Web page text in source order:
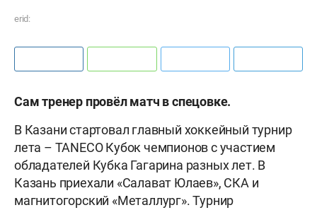
erid:
Сам тренер провёл матч в спецовке.
В Казани стартовал главный хоккейный турнир
лета – TANECO Кубок чемпионов с участием
обладателей Кубка Гагарина разных лет. В
Казань приехали «Салават Юлаев», СКА и
магнитогорский «Металлург». Турнир